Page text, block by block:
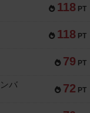
118 PT
118 PT
79 PT
72 PT
バ